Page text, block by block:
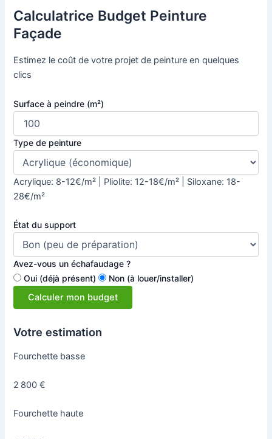
Calculatrice Budget Peinture
Façade
Estimez le coût de votre projet de peinture en quelques
clics
Surface à peindre (m²)
Type de peinture
Acrylique: 8-12€/m² | Pliolite: 12-18€/m² | Siloxane: 18-
28€/m²
État du support
Avez-vous un échafaudage ?
Oui (déjà présent)
Non (à louer/installer)
Calculer mon budget
Votre estimation
Fourchette basse
2 800 €
Fourchette haute